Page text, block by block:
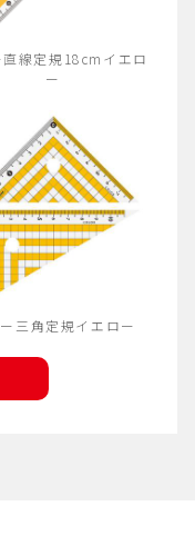
直線定規18cmイエロ
ー
三角定規イエロー